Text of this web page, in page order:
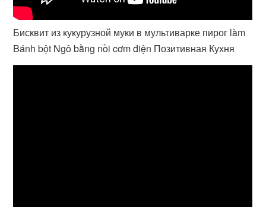
Бисквит из кукурузной муки в мультиварке пирог làm
Bánh bột Ngô bằng nồi cơm điện Позитивная Кухня